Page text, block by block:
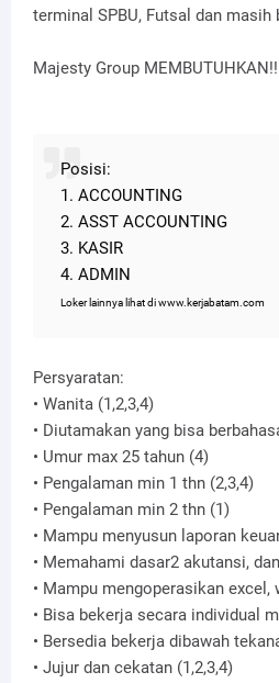
terminal SPBU, Futsal dan masih
Majesty Group MEMBUTUHKAN!!
Posisi:
1. ACCOUNTING
2. ASST ACCOUNTING
3. KASIR
4. ADMIN
Loker lainnya lihat di www.kerjabatam.com
Persyaratan:
• Wanita (1,2,3,4)
• Diutamakan yang bisa
• Umur max 25 tahun (4)
• Pengalaman min 1 thn (2,3,4)
• Pengalaman min 2 thn (1)
• Mampu menyusun laporan
• Memahami dasar2 akutansi,
• Mampu mengoperasikan excel,
• Bisa bekerja secara individual
• Bersedia bekerja dibawah
• Jujur dan cekatan (1,2,3,4)